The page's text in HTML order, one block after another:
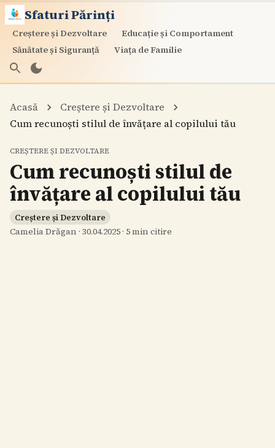
Sfaturi Părinți
Creștere și Dezvoltare
Educație și Comportament
Sănătate și Siguranță
Viața de Familie
Acasă
Creștere și Dezvoltare
Cum recunoști stilul de învățare al copilului tău
CREȘTERE ȘI DEZVOLTARE
Cum recunoști stilul de
învățare al copilului tău
Creștere și Dezvoltare
Camelia Drăgan · 30.04.2025 · 5min citire